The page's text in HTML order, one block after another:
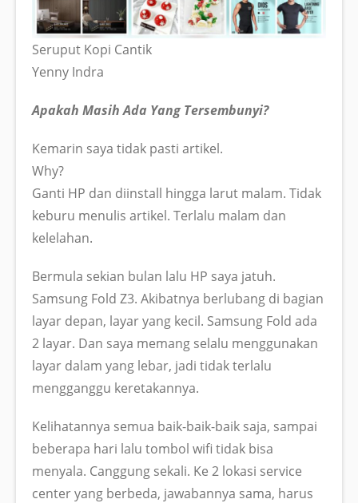
Seruput Kopi Cantik
Yenny Indra
Apakah Masih Ada Yang Tersembunyi?
Kemarin saya tidak pasti artikel.
Why?
Ganti HP dan diinstall hingga larut malam. Tidak
keburu menulis artikel. Terlalu malam dan
kelelahan.
Bermula sekian bulan lalu HP saya jatuh.
Samsung Fold Z3. Akibatnya berlubang di bagian
layar depan, layar yang kecil. Samsung Fold ada
2 layar. Dan saya memang selalu menggunakan
layar dalam yang lebar, jadi tidak terlalu
mengganggu keretakannya.
Kelihatannya semua baik-baik-baik saja, sampai
beberapa hari lalu tombol wifi tidak bisa
menyala. Canggung sekali. Ke 2 lokasi service
center yang berbeda, jawabannya sama, harus